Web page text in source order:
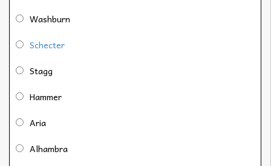
Washburn
Schecter
Stagg
Hammer
Aria
Alhambra